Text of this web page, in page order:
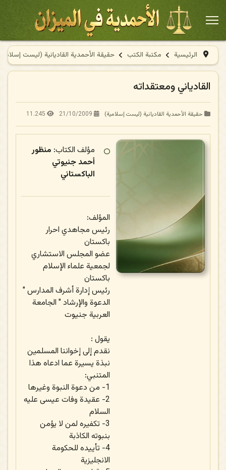
الرئيسية مكتبة الكتب حقيقة الأحمدية القاديانية (ليست
القادياني ومعتقداته
حقيقة الأحمدية القاديانية (ليست إسلامية) 21/10/2009
11.245
مؤلف الكتاب: منظور
أحمد جنيوتي
الباكستاني
المؤلف:
رئيس مجاهدي احرار
باكستان
عضو المجلس الاستشاري
لجمعية علماء الإسلام
باكستان
رئيس إدارة أشرف المدارس "
الدعوة والإرشاد " الجامعة
العربية جنيوت
يقول :
نقدم إلى إخواننا المسلمين
نبذة يسيرة عما ادعاه هذا
المتنبي:
1- من دعوة النبوة وغيرها
2- عقيدة وفات عيسى عليه
السلام
3- تكفيره لمن لا يؤمن
بنبوته الكاذبة
4- تأييده للحكومة
الانجليزية